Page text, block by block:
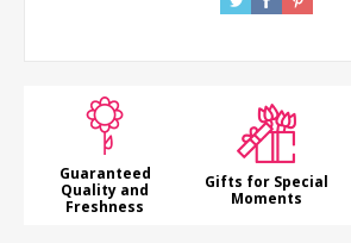
Guaranteed
Quality and
Freshness
Gifts for Special
Moments